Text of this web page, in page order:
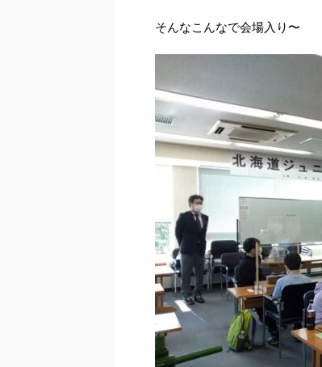
そんなこんなで会場入り〜